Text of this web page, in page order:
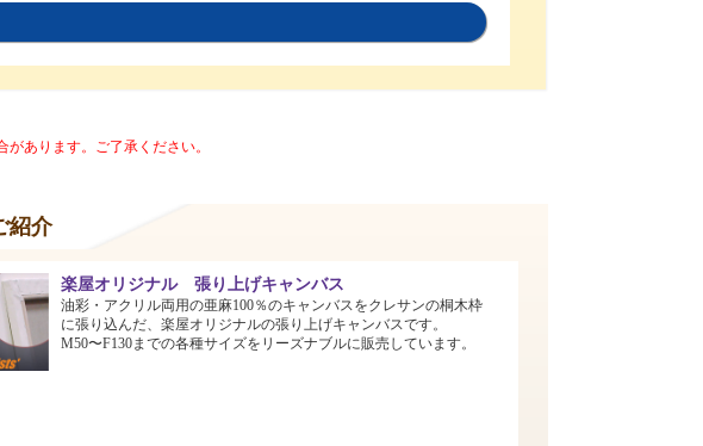
あります。ご了承ください。
紹介
楽屋オリジナル 張り上げキャンバス
油彩・アクリル両用の亜麻100％のキャンバスをクレサンの桐木枠
に張り込んだ、楽屋オリジナルの張り上げキャンバスです。
M50〜F130までの各種サイズをリーズナブルに販売しています。